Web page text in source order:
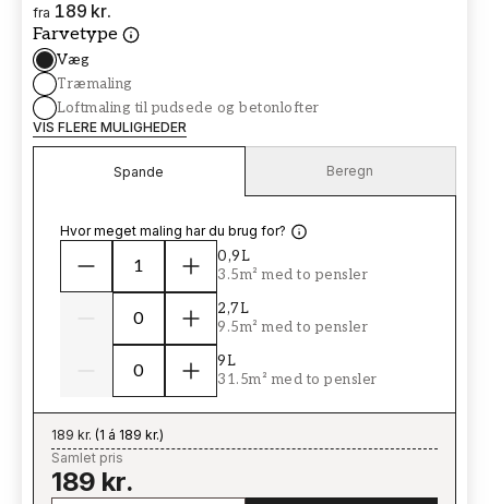
fra 189 kr.
Farvetype
Væg
Træmaling
Loftmaling til pudsede og betonlofter
VIS FLERE MULIGHEDER
Spande Beregn
Hvor meget maling har du brug for?
0,9L
3.5m² med to pensler
2,7L
9.5m² med to pensler
9L
31.5m² med to pensler
189 kr. (1 á 189 kr.)
Samlet pris
189 kr.